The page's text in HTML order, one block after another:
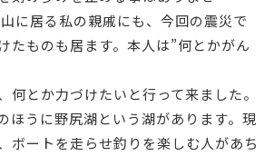
に居る私の親戚にも、今回の震災で
たものも居ます。本人は”何とかがん
何とか力づけたいと行って来ました。
ほうに野尻湖という湖があります。現
ボートを走らせ釣りを楽しむ人があち